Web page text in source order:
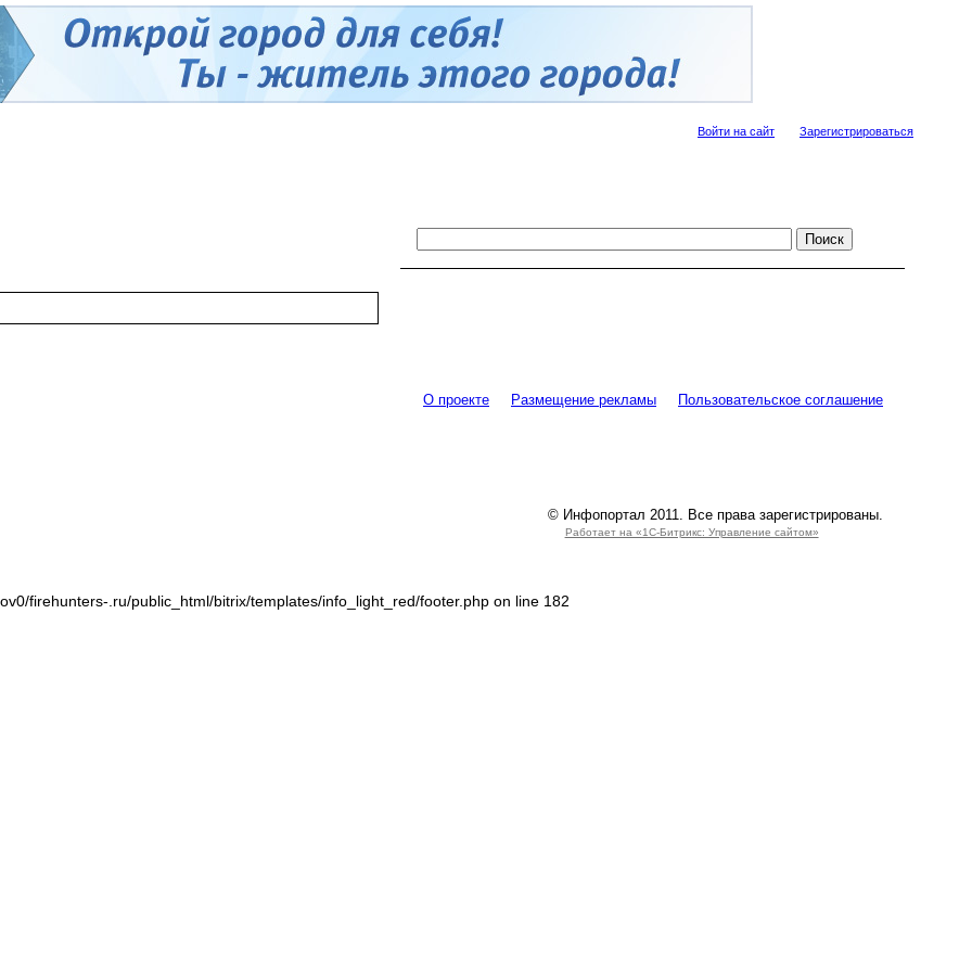
Войти на сайт Зарегистрироваться
О проекте Размещение рекламы Пользовательское соглашение
© Инфопортал 2011. Все права зарегистрированы.
Работает на «1С-Битрикс: Управление сайтом»
firehunters-.ru/public_html/bitrix/templates/info_light_red/footer.php on line 182